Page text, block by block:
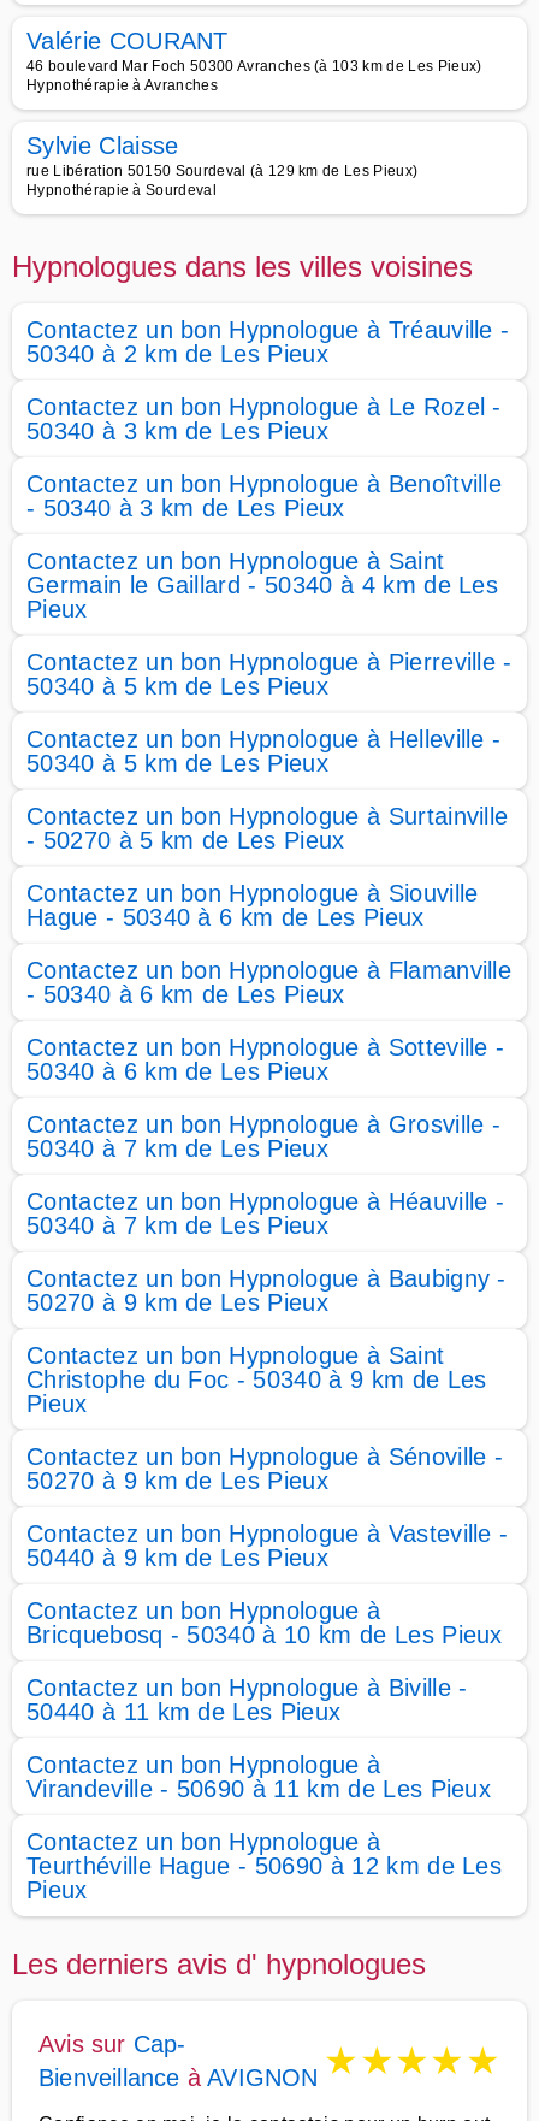
Valérie COURANT
46 boulevard Mar Foch 50300 Avranches (à 103 km de Les Pieux)
Hypnothérapie à Avranches
Sylvie Claisse
rue Libération 50150 Sourdeval (à 129 km de Les Pieux)
Hypnothérapie à Sourdeval
Hypnologues dans les villes voisines
Contactez un bon Hypnologue à Tréauville -
50340 à 2 km de Les Pieux
Contactez un bon Hypnologue à Le Rozel -
50340 à 3 km de Les Pieux
Contactez un bon Hypnologue à Benoîtville
- 50340 à 3 km de Les Pieux
Contactez un bon Hypnologue à Saint
Germain le Gaillard - 50340 à 4 km de Les
Pieux
Contactez un bon Hypnologue à Pierreville -
50340 à 5 km de Les Pieux
Contactez un bon Hypnologue à Helleville -
50340 à 5 km de Les Pieux
Contactez un bon Hypnologue à Surtainville
- 50270 à 5 km de Les Pieux
Contactez un bon Hypnologue à Siouville
Hague - 50340 à 6 km de Les Pieux
Contactez un bon Hypnologue à Flamanville
- 50340 à 6 km de Les Pieux
Contactez un bon Hypnologue à Sotteville -
50340 à 6 km de Les Pieux
Contactez un bon Hypnologue à Grosville -
50340 à 7 km de Les Pieux
Contactez un bon Hypnologue à Héauville -
50340 à 7 km de Les Pieux
Contactez un bon Hypnologue à Baubigny -
50270 à 9 km de Les Pieux
Contactez un bon Hypnologue à Saint
Christophe du Foc - 50340 à 9 km de Les
Pieux
Contactez un bon Hypnologue à Sénoville -
50270 à 9 km de Les Pieux
Contactez un bon Hypnologue à Vasteville -
50440 à 9 km de Les Pieux
Contactez un bon Hypnologue à
Bricquebosq - 50340 à 10 km de Les Pieux
Contactez un bon Hypnologue à Biville -
50440 à 11 km de Les Pieux
Contactez un bon Hypnologue à
Virandeville - 50690 à 11 km de Les Pieux
Contactez un bon Hypnologue à
Teurthéville Hague - 50690 à 12 km de Les
Pieux
Les derniers avis d' hypnologues
Avis sur Cap-
Bienveillance àAVIGNON ★★★★★